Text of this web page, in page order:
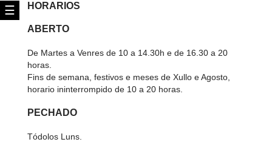
☰ HORARIOS
ABERTO
De Martes a Venres de 10 a 14.30h e de 16.30 a 20
horas.
Fins de semana, festivos e meses de Xullo e Agosto,
horario ininterrompido de 10 a 20 horas.
PECHADO
Tódolos Luns.